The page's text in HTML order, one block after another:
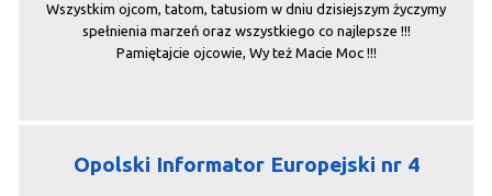
Wszystkim ojcom, tatom, tatusiom w dniu dzisiejszym życzymy
spełnienia marzeń oraz wszystkiego co najlepsze !!!
Pamiętajcie ojcowie, Wy też Macie Moc !!!
Opolski Informator Europejski nr 4